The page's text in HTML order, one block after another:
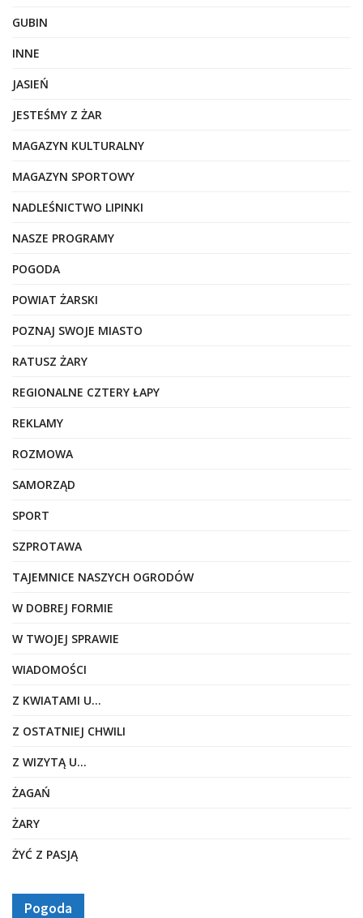
GUBIN
INNE
JASIEŃ
JESTEŚMY Z ŻAR
MAGAZYN KULTURALNY
MAGAZYN SPORTOWY
NADLEŚNICTWO LIPINKI
NASZE PROGRAMY
POGODA
POWIAT ŻARSKI
POZNAJ SWOJE MIASTO
RATUSZ ŻARY
REGIONALNE CZTERY ŁAPY
REKLAMY
ROZMOWA
SAMORZĄD
SPORT
SZPROTAWA
TAJEMNICE NASZYCH OGRODÓW
W DOBREJ FORMIE
W TWOJEJ SPRAWIE
WIADOMOŚCI
Z KWIATAMI U…
Z OSTATNIEJ CHWILI
Z WIZYTĄ U…
ŻAGAŃ
ŻARY
ŻYĆ Z PASJĄ
Pogoda